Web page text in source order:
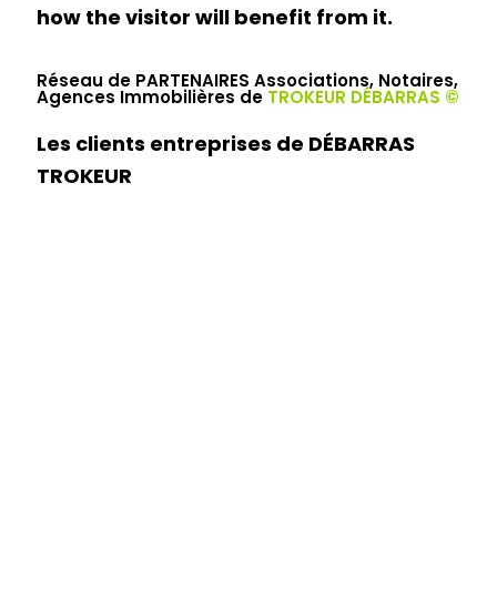
how the visitor will benefit from it.
Réseau de PARTENAIRES Associations, Notaires,
Agences Immobilières de TROKEUR DÉBARRAS ©
Les clients entreprises de DÉBARRAS
TROKEUR